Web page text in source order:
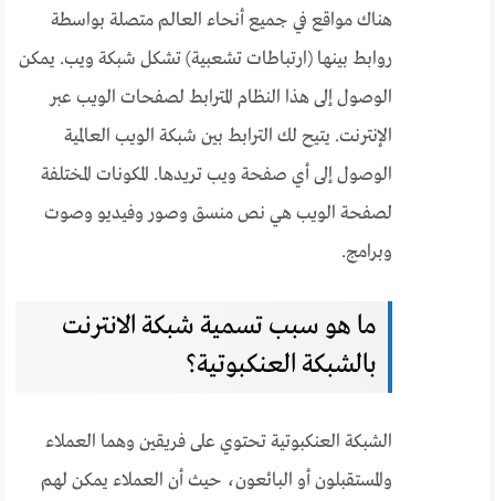
هناك مواقع في جميع أنحاء العالم متصلة بواسطة
روابط بينها (ارتباطات تشعبية) تشكل شبكة ويب. يمكن
الوصول إلى هذا النظام المترابط لصفحات الويب عبر
الإنترنت. يتيح لك الترابط بين شبكة الويب العالمية
الوصول إلى أي صفحة ويب تريدها. المكونات المختلفة
لصفحة الويب هي نص منسق وصور وفيديو وصوت
وبرامج.
ما هو سبب تسمية شبكة الانترنت
بالشبكة العنكبوتية؟
الشبكة العنكبوتية تحتوي على فريقين وهما العملاء
والمستقبلون أو البائعون، حيث أن العملاء يمكن لهم